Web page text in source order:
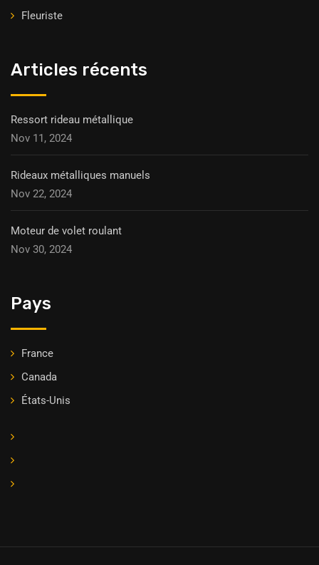
Fleuriste
Articles récents
Ressort rideau métallique
Nov 11, 2024
Rideaux métalliques manuels
Nov 22, 2024
Moteur de volet roulant
Nov 30, 2024
Pays
France
Canada
États-Unis